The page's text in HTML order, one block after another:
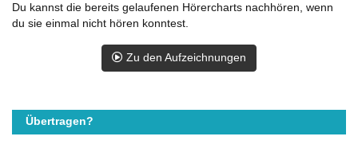
Du kannst die bereits gelaufenen Hörercharts nachhören, wenn
du sie einmal nicht hören konntest.
Zu den Aufzeichnungen
Übertragen?